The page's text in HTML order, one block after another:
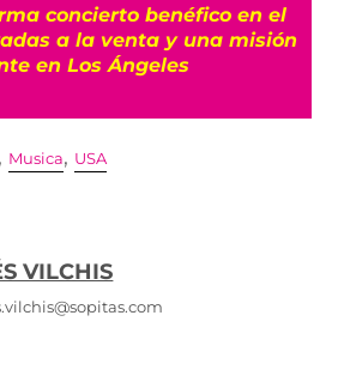
concierto benéfico en el
a la venta y una misión
en Los Ángeles
, Musica, USA
VILCHIS